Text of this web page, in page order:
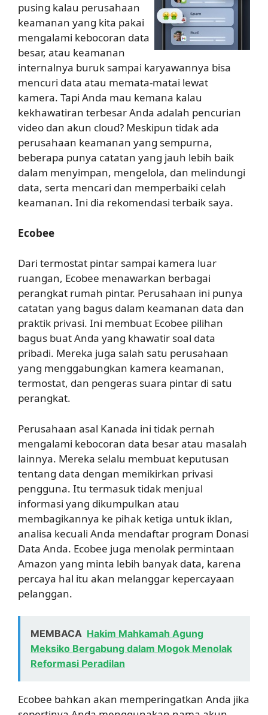
pusing kalau perusahaan
keamanan yang kita pakai
mengalami kebocoran data
besar, atau keamanan
internalnya buruk sampai karyawannya bisa
mencuri data atau memata-matai lewat
kamera. Tapi Anda mau kemana kalau
kekhawatiran terbesar Anda adalah pencurian
video dan akun cloud? Meskipun tidak ada
perusahaan keamanan yang sempurna,
beberapa punya catatan yang jauh lebih baik
dalam menyimpan, mengelola, dan melindungi
data, serta mencari dan memperbaiki celah
keamanan. Ini dia rekomendasi terbaik saya.
Ecobee
Dari termostat pintar sampai kamera luar
ruangan, Ecobee menawarkan berbagai
perangkat rumah pintar. Perusahaan ini punya
catatan yang bagus dalam keamanan data dan
praktik privasi. Ini membuat Ecobee pilihan
bagus buat Anda yang khawatir soal data
pribadi. Mereka juga salah satu perusahaan
yang menggabungkan kamera keamanan,
termostat, dan pengeras suara pintar di satu
perangkat.
Perusahaan asal Kanada ini tidak pernah
mengalami kebocoran data besar atau masalah
lainnya. Mereka selalu membuat keputusan
tentang data dengan memikirkan privasi
pengguna. Itu termasuk tidak menjual
informasi yang dikumpulkan atau
membagikannya ke pihak ketiga untuk iklan,
analisa kecuali Anda mendaftar program Donasi
Data Anda. Ecobee juga menolak permintaan
Amazon yang minta lebih banyak data, karena
percaya hal itu akan melanggar kepercayaan
pelanggan.
MEMBACA Hakim Mahkamah Agung
Meksiko Bergabung dalam Mogok Menolak
Reformasi Peradilan
Ecobee bahkan akan memperingatkan Anda jika